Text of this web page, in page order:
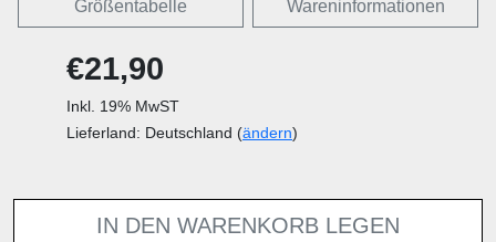
Größentabelle Wareninformationen
€21,90
Inkl. 19% MwST
Lieferland: Deutschland (ändern)
IN DEN WARENKORB LEGEN